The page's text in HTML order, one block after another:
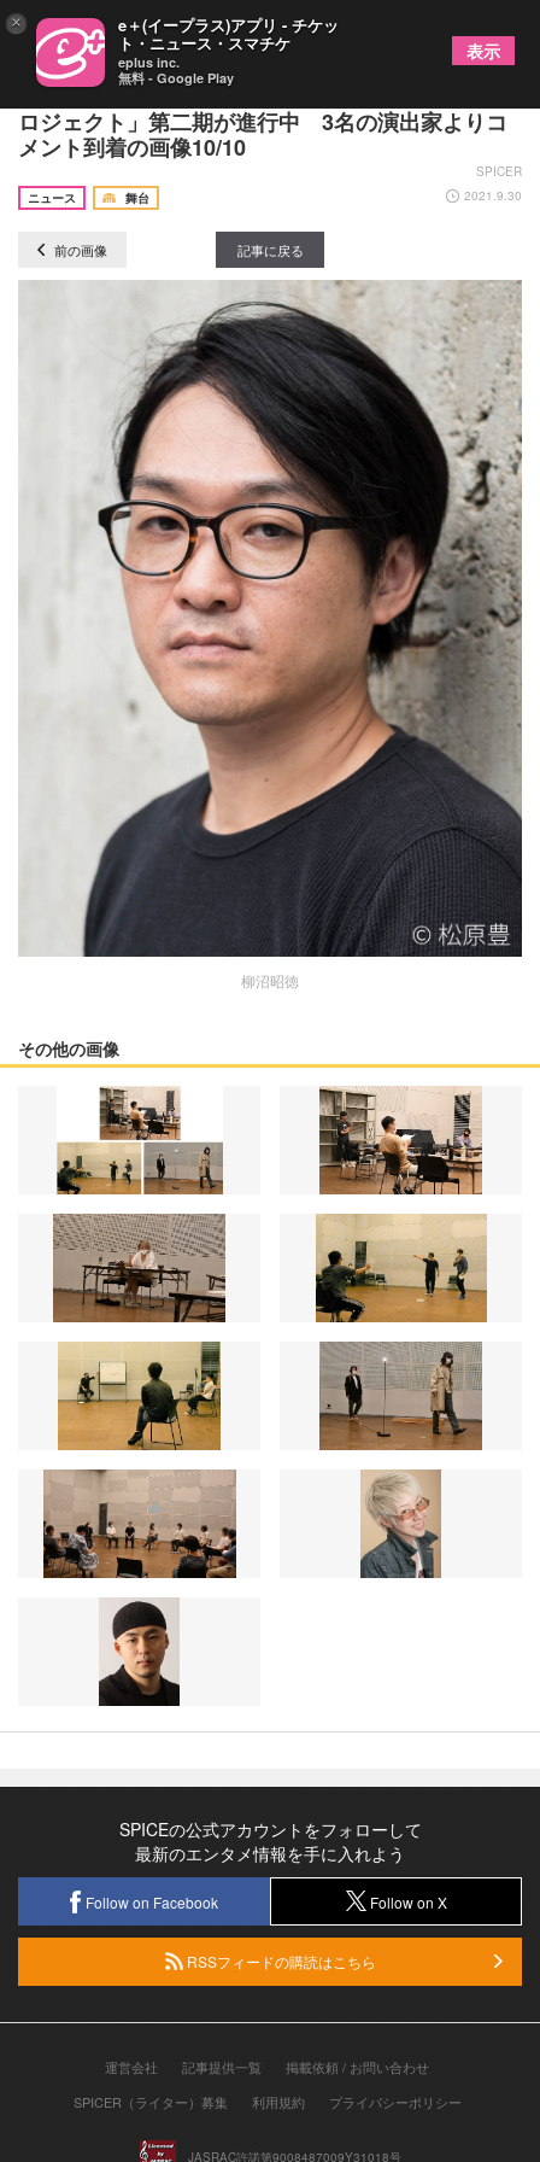
新国立劇場、1年間作品を育てていく「こつこつプ
ロジェクト」第二期が進行中 3名の演出家よりコ
メント到着の画像10/10
SPICER
ニュース
舞台 2021.9.30
前の画像 記事に戻る
柳沼昭徳
その他の画像
SPICEの公式アカウントをフォローして
最新のエンタメ情報を手に入れよう
Follow on Facebook Follow on X
RSSフィードの購読はこちら
運営会社 記事提供一覧
掲載依頼 / お問い合わせ
SPICER（ライター）募集
利用規約 プライバシーポリシー
JASRAC許諾第9008487009Y31018号
× e＋(イープラス)アプリ - チケッ
ト・ニュース・スマチケ
eplus inc.
無料 - Google Play
表示